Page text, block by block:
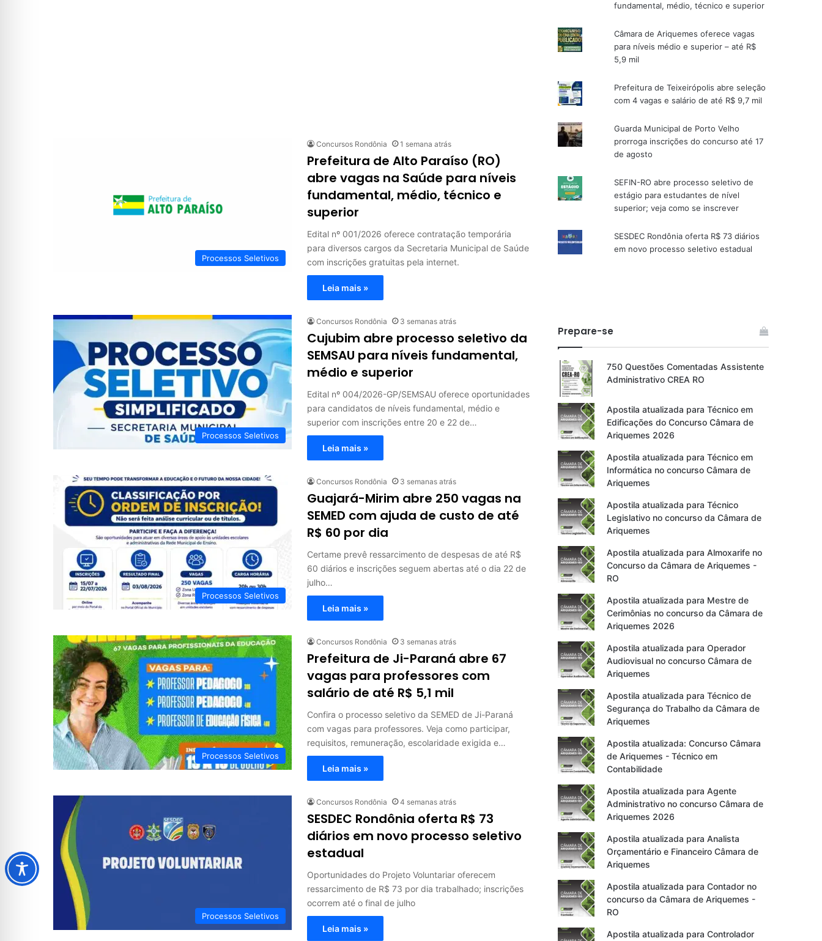
Processos Seletivos
Concursos Rondônia 1 semana atrás
Prefeitura de Alto Paraíso (RO)
abre vagas na Saúde para níveis
fundamental, médio, técnico e
superior
Edital nº 001/2026 oferece contratação temporária
para diversos cargos da Secretaria Municipal de Saúde
com inscrições gratuitas pela internet.
Leia mais »
Processos Seletivos
Concursos Rondônia 3 semanas atrás
Cujubim abre processo seletivo da
SEMSAU para níveis fundamental,
médio e superior
Edital nº 004/2026-GP/SEMSAU oferece oportunidades
para candidatos de níveis fundamental, médio e
superior com inscrições entre 20 e 22 de…
Leia mais »
Processos Seletivos
Concursos Rondônia 3 semanas atrás
Guajará-Mirim abre 250 vagas na
SEMED com ajuda de custo de até
R$ 60 por dia
Certame prevê ressarcimento de despesas de até R$
60 diários e inscrições seguem abertas até o dia 22 de
julho…
Leia mais »
Processos Seletivos
Concursos Rondônia 3 semanas atrás
Prefeitura de Ji-Paraná abre 67
vagas para professores com
salário de até R$ 5,1 mil
Confira o processo seletivo da SEMED de Ji-Paraná
com vagas para professores. Veja como participar,
requisitos, remuneração, escolaridade exigida e…
Leia mais »
Processos Seletivos
Concursos Rondônia 4 semanas atrás
SESDEC Rondônia oferta R$ 73
diários em novo processo seletivo
estadual
Oportunidades do Projeto Voluntariar oferecem
ressarcimento de R$ 73 por dia trabalhado; inscrições
ocorrem até o final de julho
Leia mais »
fundamental, médio, técnico e superior
Câmara de Ariquemes oferece vagas
para níveis médio e superior – até R$
5,9 mil
Prefeitura de Teixeirópolis abre seleção
com 4 vagas e salário de até R$ 9,7 mil
Guarda Municipal de Porto Velho
prorroga inscrições do concurso até 17
de agosto
SEFIN-RO abre processo seletivo de
estágio para estudantes de nível
superior; veja como se inscrever
SESDEC Rondônia oferta R$ 73 diários
em novo processo seletivo estadual
Prepare-se
750 Questões Comentadas Assistente
Administrativo CREA RO
Apostila atualizada para Técnico em
Edificações do Concurso Câmara de
Ariquemes 2026
Apostila atualizada para Técnico em
Informática no concurso Câmara de
Ariquemes
Apostila atualizada para Técnico
Legislativo no concurso da Câmara de
Ariquemes
Apostila atualizada para Almoxarife no
Concurso da Câmara de Ariquemes -
RO
Apostila atualizada para Mestre de
Cerimônias no concurso da Câmara de
Ariquemes 2026
Apostila atualizada para Operador
Audiovisual no concurso Câmara de
Ariquemes
Apostila atualizada para Técnico de
Segurança do Trabalho da Câmara de
Ariquemes
Apostila atualizada: Concurso Câmara
de Ariquemes - Técnico em
Contabilidade
Apostila atualizada para Agente
Administrativo no concurso Câmara de
Ariquemes 2026
Apostila atualizada para Analista
Orçamentário e Financeiro Câmara de
Ariquemes
Apostila atualizada para Contador no
concurso da Câmara de Ariquemes -
RO
Apostila atualizada para Controlador